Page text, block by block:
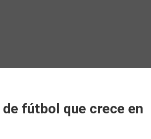
fútbol que crece en